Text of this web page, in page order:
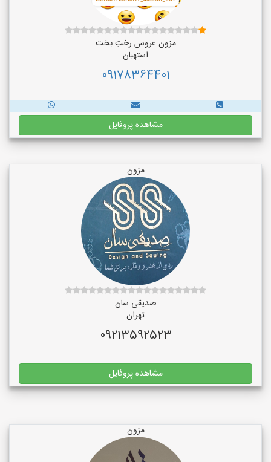
مزون عروس رختِ بخت
استهبان
09178364401
مشاهده پروفایل
مزون
صدیقی سان
تهران
09213592523
مشاهده پروفایل
مزون